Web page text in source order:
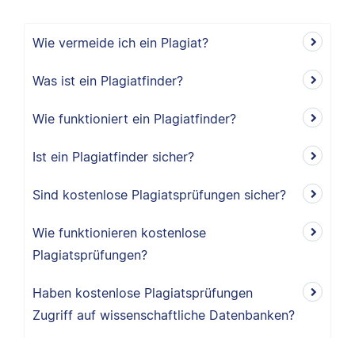
Wie vermeide ich ein Plagiat?
Was ist ein Plagiatfinder?
Wie funktioniert ein Plagiatfinder?
Ist ein Plagiatfinder sicher?
Sind kostenlose Plagiatsprüfungen sicher?
Wie funktionieren kostenlose
Plagiatsprüfungen?
Haben kostenlose Plagiatsprüfungen
Zugriff auf wissenschaftliche Datenbanken?